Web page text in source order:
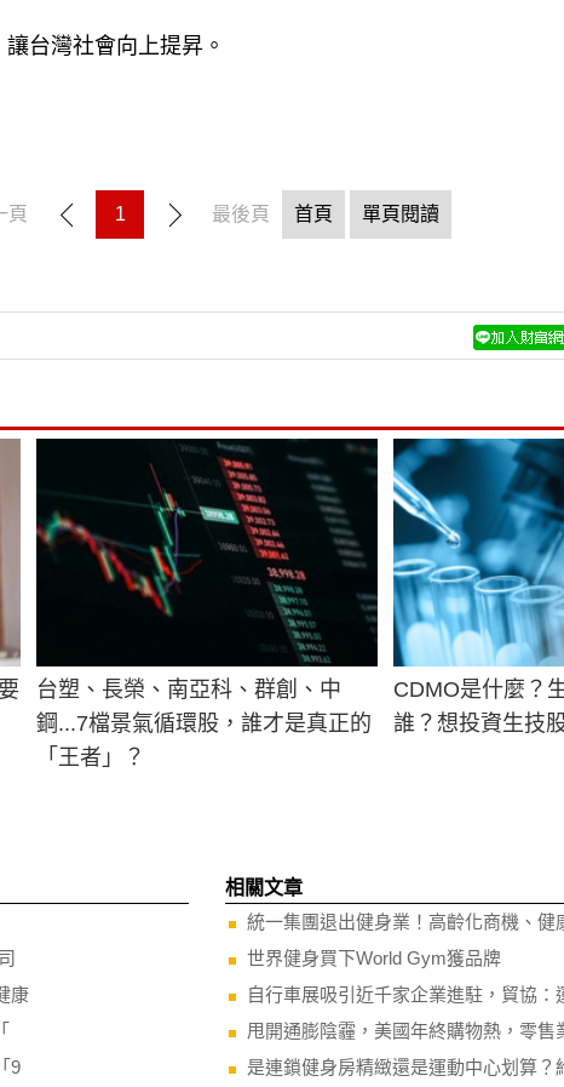
台灣社會向上提昇。
頁 1 最後頁 首頁 單頁閱讀
台塑、長榮、南亞科、群創、中
鋼...7檔景氣循環股，誰才是真正的
「王者」？
CDMO是什麼？
誰？想投資生技
康
9
相關文章
統一集團退出健身業！高齡化商機、健
世界健身買下World Gym獲品牌
自行車展吸引近千家企業進駐，貿協：
甩開通膨陰霾，美國年終購物熱，零售
是連鎖健身房精緻還是運動中心划算？